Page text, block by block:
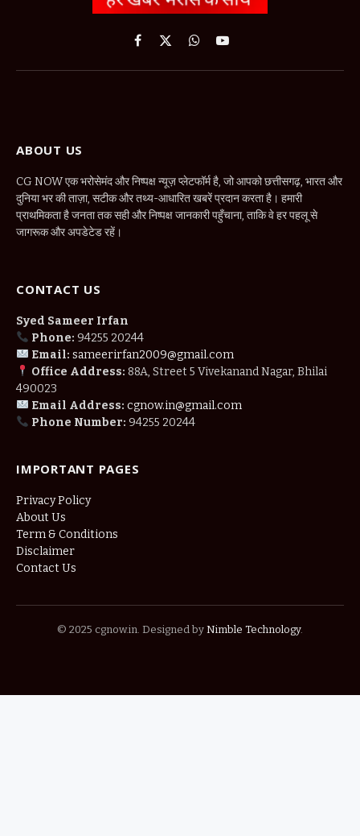
Facebook
X
WhatsApp
YouTube
ABOUT US
CG NOW एक भरोसेमंद और निष्पक्ष न्यूज़ प्लेटफॉर्म है, जो आपको छत्तीसगढ़, भारत और
दुनिया भर की ताज़ा, सटीक और तथ्य-आधारित खबरें प्रदान करता है। हमारी
प्राथमिकता है जनता तक सही और निष्पक्ष जानकारी पहुँचाना, ताकि वे हर पहलू से
जागरूक और अपडेटेड रहें।
CONTACT US
Syed Sameer Irfan
Phone: 94255 20244
Email: sameerirfan2009@gmail.com
Office Address: 88A, Street 5 Vivekanand Nagar, Bhilai
490023
Email Address: cgnow.in@gmail.com
Phone Number: 94255 20244
IMPORTANT PAGES
Privacy Policy
About Us
Term & Conditions
Disclaimer
Contact Us
© 2025 cgnow.in. Designed by Nimble Technology.